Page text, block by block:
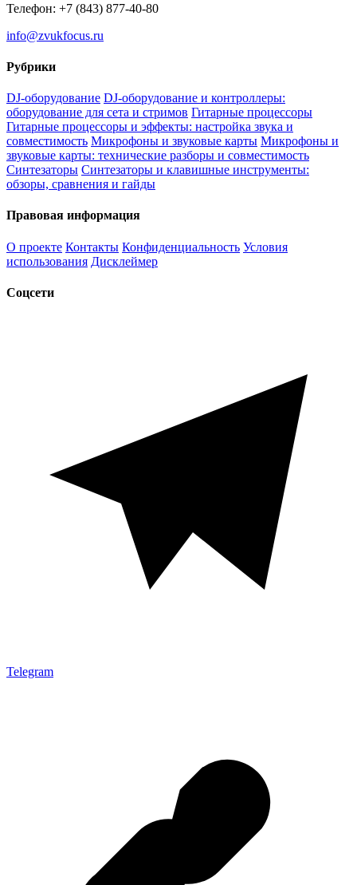
Телефон: +7 (843) 877-40-80
info@zvukfocus.ru
Рубрики
DJ-оборудование DJ-оборудование и контроллеры:
оборудование для сета и стримов Гитарные процессоры
Гитарные процессоры и эффекты: настройка звука и
совместимость Микрофоны и звуковые карты Микрофоны и
звуковые карты: технические разборы и совместимость
Синтезаторы Синтезаторы и клавишные инструменты:
обзоры, сравнения и гайды
Правовая информация
О проекте Контакты Конфиденциальность Условия
использования Дисклеймер
Соцсети
Telegram